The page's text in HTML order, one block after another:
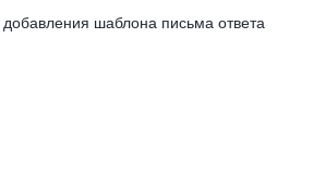
шаблона письма ответа